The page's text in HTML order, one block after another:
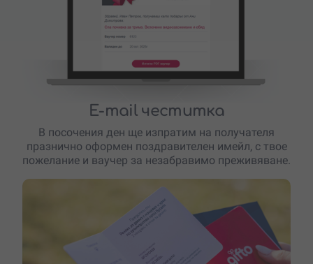
E-mail честитка
В посочения ден ще изпратим на получателя
празнично оформен поздравителен имейл, с твое
пожелание и ваучер за незабравимо преживяване.